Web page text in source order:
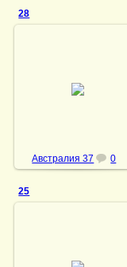
28
Австралия 37 0
25